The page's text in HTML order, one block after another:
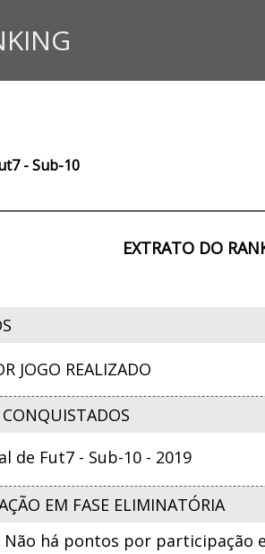
- Sub-10
EXTRATO DO
JOGO REALIZADO
de Fut7 - Sub-10 - 2019
EM FASE ELIMINATÓRIA
Não há pontos por participação